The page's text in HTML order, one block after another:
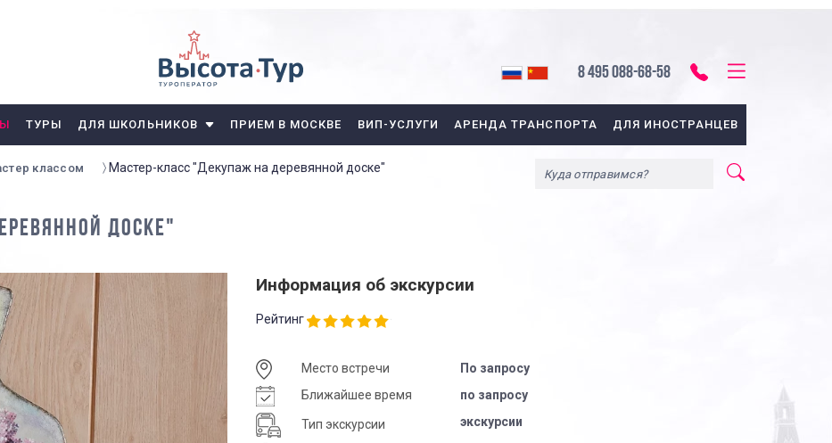
8 495 088-68-58
ТУРЫ ДЛЯ ШКОЛЬНИКОВ ПРИЕМ В МОСКВЕ ВИП-УСЛУГИ АРЕНДА ТРАНСПОРТА ДЛЯ ИНОСТРАНЦЕВ
классом Мастер-класс "Декупаж на деревянной доске"
ДОСКЕ"
Информация об экскурсии
Рейтинг
Место встречи
По запросу
Ближайшее время
по запросу
Тип экскурсии экскурсии